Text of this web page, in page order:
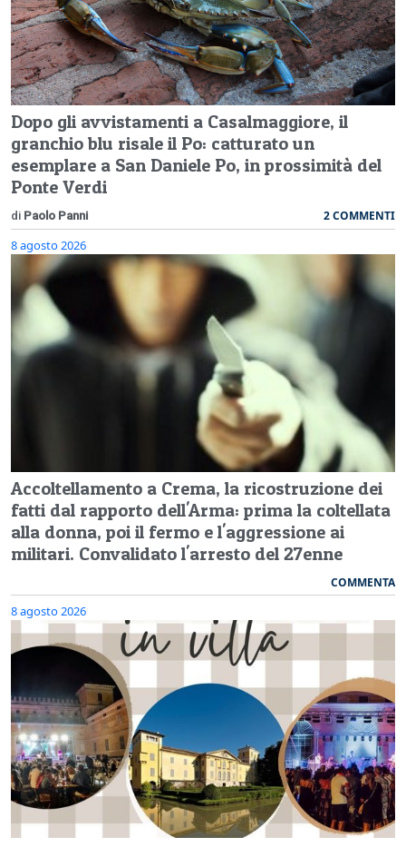
Dopo gli avvistamenti a Casalmaggiore, il
granchio blu risale il Po: catturato un
esemplare a San Daniele Po, in prossimità del
Ponte Verdi
di Paolo Panni 2 COMMENTI
8 agosto 2026
Accoltellamento a Crema, la ricostruzione dei
fatti dal rapporto dell'Arma: prima la coltellata
alla donna, poi il fermo e l'aggressione ai
militari. Convalidato l'arresto del 27enne
COMMENTA
8 agosto 2026